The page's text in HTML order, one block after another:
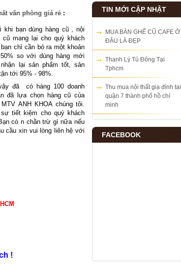
văn phòng giá rẻ :
bạn dùng hàng cũ , nội
cũ mang lại cho quý khách
chỉ cần bỏ ra một khoản
so với dùng hàng mới
lại sản phẩm tốt, sản
tới 95% - 98%.
đã có hàng 100 doanh
đã lựa chọn hàng cũ của
ANH KHOA chúng tôi.
sự tiết kiệm cho quý khách
cò n chần trừ gì nữa nếu
cầu xin vui lòng liên hệ với
!
TIN MỚI CẬP NHẬT
MUA BÀN GHẾ CŨ CAFE Ở
ĐÂU LÀ ĐẸP
Thanh Lý Tủ Đông Tại
Tphcm
Thu mua nội thất gia đình tại
quận 7 thành phố hồ chí
minh
FACEBOOK